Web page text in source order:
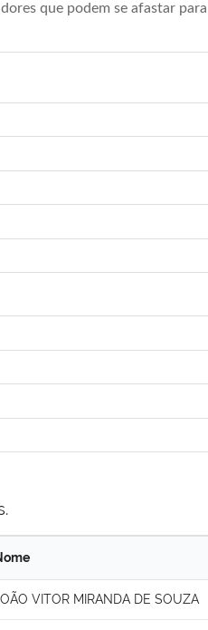
que podem se afastar
VITOR MIRANDA DE SOUZA